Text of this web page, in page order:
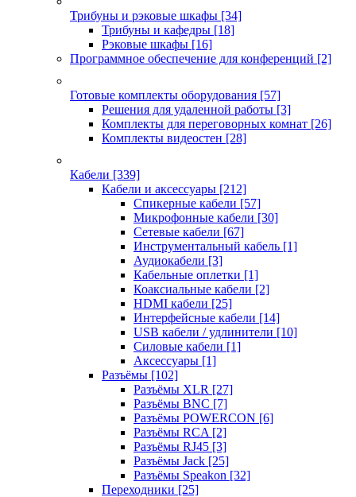
Трибуны и рэковые шкафы [34]
Трибуны и кафедры [18]
Рэковые шкафы [16]
Программное обеспечение для конференций [2]
Готовые комплекты оборудования [57]
Решения для удаленной работы [3]
Комплекты для переговорных комнат [26]
Комплекты видеостен [28]
Кабели [339]
Кабели и аксессуары [212]
Спикерные кабели [57]
Микрофонные кабели [30]
Сетевые кабели [67]
Инструментальный кабель [1]
Аудиокабели [3]
Кабельные оплетки [1]
Коаксиальные кабели [2]
HDMI кабели [25]
Интерфейсные кабели [14]
USB кабели / удлинители [10]
Силовые кабели [1]
Аксессуары [1]
Разъёмы [102]
Разъёмы XLR [27]
Разъёмы BNC [7]
Разъёмы POWERCON [6]
Разъёмы RCA [2]
Разъёмы RJ45 [3]
Разъёмы Jack [25]
Разъёмы Speakon [32]
Переходники [25]